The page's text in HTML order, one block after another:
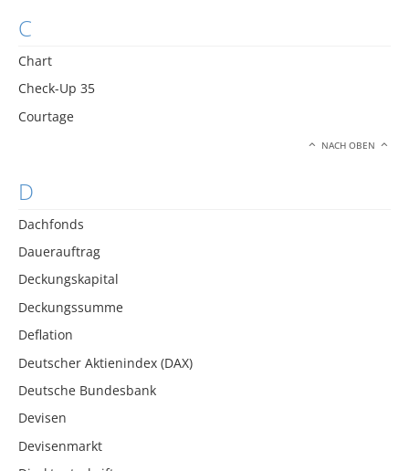
C
Chart
Check-Up 35
Courtage
NACH OBEN
D
Dachfonds
Dauerauftrag
Deckungskapital
Deckungssumme
Deflation
Deutscher Aktienindex (DAX)
Deutsche Bundesbank
Devisen
Devisenmarkt